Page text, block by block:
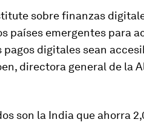
sobre finanzas
países emergentes para
digitales sean
directora general de la
son la India que ahorra